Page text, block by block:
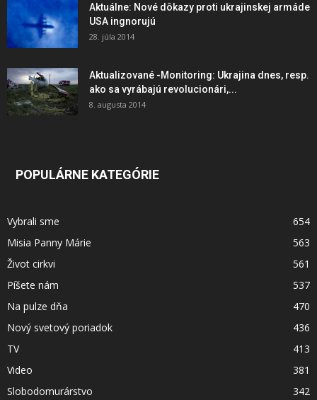
Aktuálne: Nové dôkazy proti ukrajinskej armáde
USA ingnorujú
28. júla 2014
Aktualizované -Monitoring: Ukrajina dnes, resp.
ako sa vyrábajú revolucionári,...
8. augusta 2014
POPULÁRNE KATEGÓRIE
Vybrali sme
654
Misia Panny Márie
563
Život cirkvi
561
Píšete nám
537
Na pulze dňa
470
Nový svetový poriadok
436
TV
413
Video
381
Slobodomurárstvo
342